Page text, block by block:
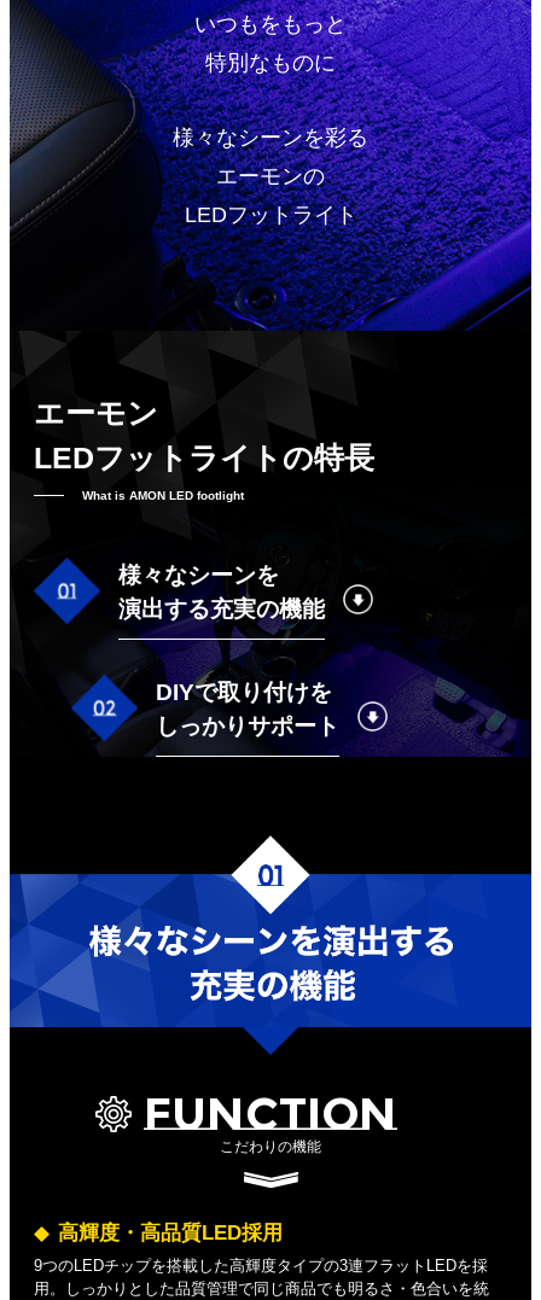
いつもをもっと
特別なものに
様々なシーンを彩る
エーモンの
LEDフットライト
エーモン
LEDフットライトの特長
What is AMON LED footlight
様々なシーンを
演出する充実の機能
DIYで取り付けを
しっかりサポート
FUNCTION
こだわりの機能
高輝度・高品質LED採用
9つのLEDチップを搭載した高輝度タイプの3連フラットLEDを採
用。しっかりとした品質管理で同じ商品でも明るさ・色合いを統